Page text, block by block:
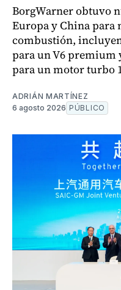
BorgWarner obtuvo
Europa y China
combustión,
para un V6 premium
para un motor turbo
ADRIÁN MARTÍNEZ
6 agosto 2026 PÚBLICO